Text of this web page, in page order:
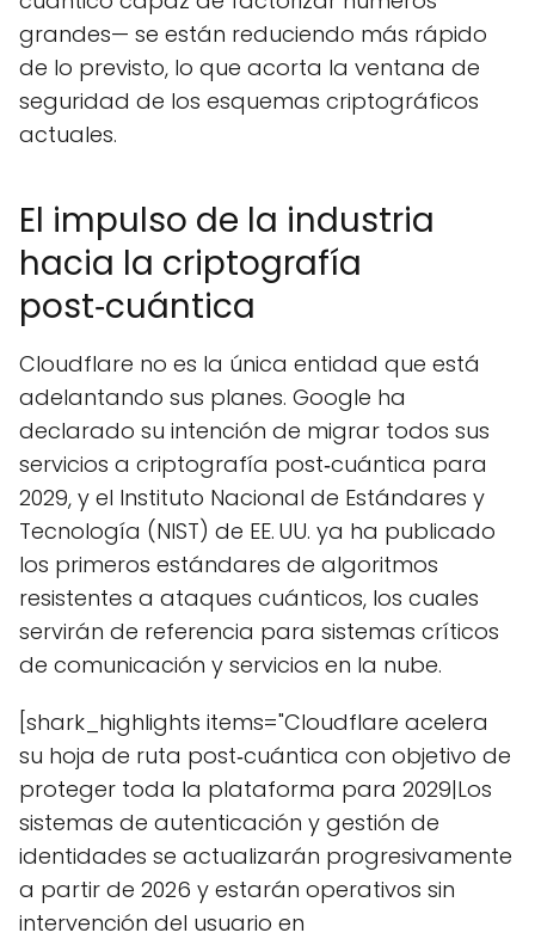
grandes— se están reduciendo más rápido
de lo previsto, lo que acorta la ventana de
seguridad de los esquemas criptográficos
actuales.
El impulso de la industria
hacia la criptografía
post‑cuántica
Cloudflare no es la única entidad que está
adelantando sus planes. Google ha
declarado su intención de migrar todos sus
servicios a criptografía post‑cuántica para
2029, y el Instituto Nacional de Estándares y
Tecnología (NIST) de EE. UU. ya ha publicado
los primeros estándares de algoritmos
resistentes a ataques cuánticos, los cuales
servirán de referencia para sistemas críticos
de comunicación y servicios en la nube.
[shark_highlights items="Cloudflare acelera
su hoja de ruta post‑cuántica con objetivo de
proteger toda la plataforma para 2029|Los
sistemas de autenticación y gestión de
identidades se actualizarán progresivamente
a partir de 2026 y estarán operativos sin
intervención del usuario en